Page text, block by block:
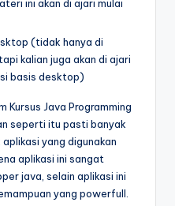
ini akan di ajari mulai
(tidak hanya di
kalian juga akan di ajari
basis desktop)
Kursus Java Programming
seperti itu pasti banyak
yang digunakan
aplikasi ini sangat
java, selain aplikasi ini
yang powerfull.